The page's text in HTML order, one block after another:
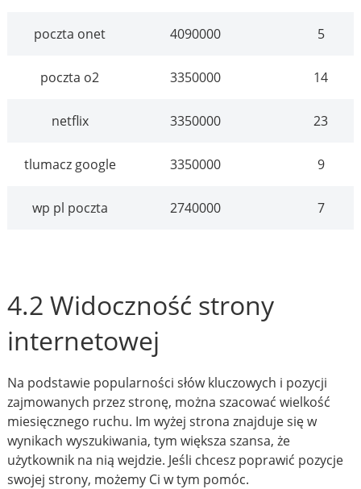
poczta onet 4090000 5
poczta o2 3350000 14
netflix 3350000 23
tlumacz google 3350000 9
wp pl poczta 2740000 7
4.2 Widoczność strony
internetowej
Na podstawie popularności słów kluczowych i pozycji
zajmowanych przez stronę, można szacować wielkość
miesięcznego ruchu. Im wyżej strona znajduje się w
wynikach wyszukiwania, tym większa szansa, że
użytkownik na nią wejdzie. Jeśli chcesz poprawić pozycje
swojej strony, możemy Ci w tym pomóc.